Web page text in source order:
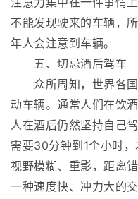
不能发现驶来的车辆，
年人会注意到车辆。
五、切忌酒后驾车
众所周知，世界各国
动车辆。通常人们在饮
人在酒后仍然坚持自己
需要30分钟到1个小时
视野模糊、重影，距离
一种速度快、冲力大的